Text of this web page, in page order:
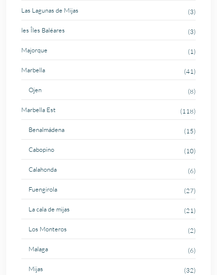
Las Lagunas de Mijas (3)
les Îles Baléares (3)
Majorque (1)
Marbella (41)
Ojen (8)
Marbella Est (118)
Benalmádena (15)
Cabopino (10)
Calahonda (6)
Fuengirola (27)
La cala de mijas (21)
Los Monteros (2)
Malaga (6)
Mijas (32)